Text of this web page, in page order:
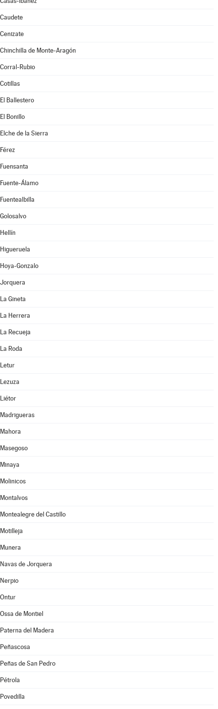
Caudete
Cenizate
Chinchilla de Monte-Aragón
Corral-Rubio
Cotillas
El Ballestero
El Bonillo
Elche de la Sierra
Férez
Fuensanta
Fuente-Álamo
Fuentealbilla
Golosalvo
Hellín
Higueruela
Hoya-Gonzalo
Jorquera
La Gineta
La Herrera
La Recueja
La Roda
Letur
Lezuza
Liétor
Madrigueras
Mahora
Masegoso
Minaya
Molinicos
Montalvos
Montealegre del Castillo
Motilleja
Munera
Navas de Jorquera
Nerpio
Ontur
Ossa de Montiel
Paterna del Madera
Peñascosa
Peñas de San Pedro
Pétrola
Povedilla